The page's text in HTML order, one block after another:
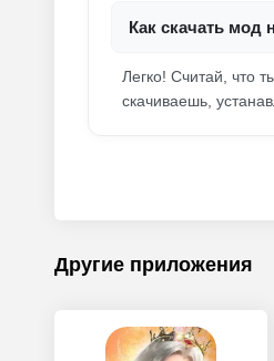
Как скачать мод
Легко! Считай, что
скачиваешь,
Другие приложения